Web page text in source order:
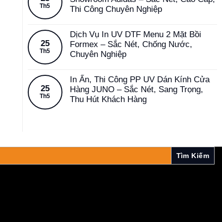
Th5
Thi Công Chuyên Nghiệp
25
Th5
Dịch Vụ In UV DTF Menu 2 Mặt Bồi
Formex – Sắc Nét, Chống Nước,
Chuyên Nghiệp
25
Th5
In Ấn, Thi Công PP UV Dán Kính Cửa
Hàng JUNO – Sắc Nét, Sang Trọng,
Thu Hút Khách Hàng